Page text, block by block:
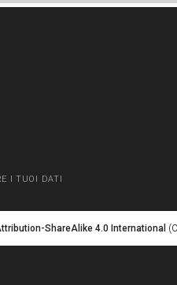
I TUOI DATI
ShareAlike 4.0 International